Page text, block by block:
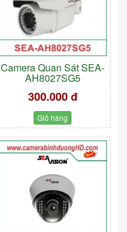
Camera Quan Sát SEA-
AH8027SG5
300.000 đ
Giỏ hàng